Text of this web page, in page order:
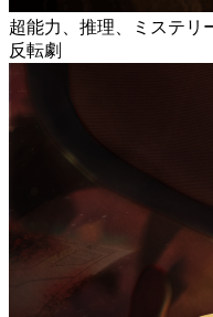
超能力、推理、ミステリ
反転劇